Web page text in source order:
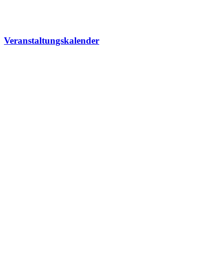
Veranstaltungskalender